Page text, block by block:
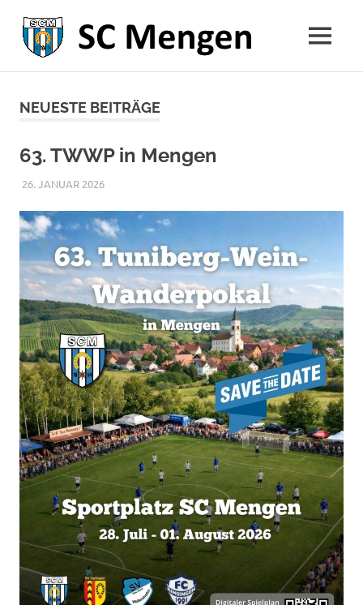
Inhalt
SCMENÜ
NEUESTE BEITRÄGE
63. TWWP in Mengen
26. JANUAR 2026RAPHAEL RIESTERER
ALLGEMEIN